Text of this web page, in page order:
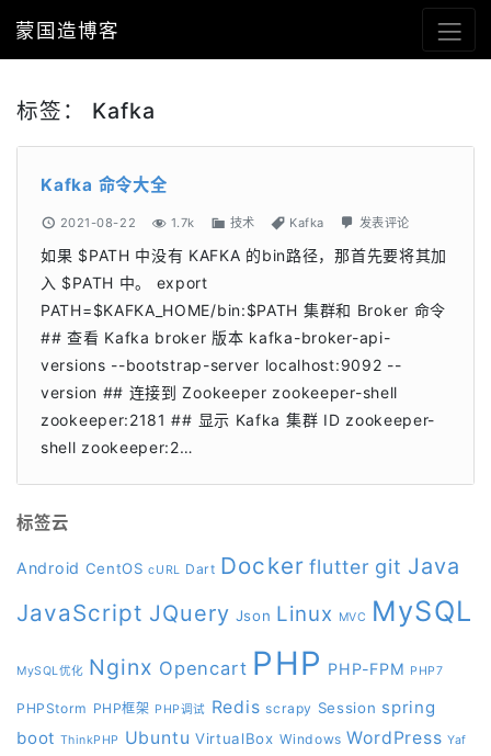
蒙国造博客
标签： Kafka
Kafka 命令大全
2021-08-22 1.7k 技术 Kafka 发表评论
如果 $PATH 中没有 KAFKA 的bin路径，那首先要将其加
入 $PATH 中。 export
PATH=$KAFKA_HOME/bin:$PATH 集群和 Broker 命令
## 查看 Kafka broker 版本 kafka-broker-api-
versions --bootstrap-server localhost:9092 --
version ## 连接到 Zookeeper zookeeper-shell
zookeeper:2181 ## 显示 Kafka 集群 ID zookeeper-
shell zookeeper:2…
标签云
Android CentOS cURL Dart Docker flutter git Java
JavaScript JQuery Json Linux MVC MySQL
MySQL优化 Nginx Opencart PHP PHP-FPM PHP7
PHPStorm PHP框架 PHP调试 Redis scrapy Session spring
boot ThinkPHP Ubuntu VirtualBox Windows WordPress Yaf